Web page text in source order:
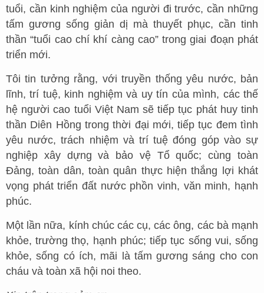
tuổi, cần kinh nghiệm của người đi trước, cần những
tấm gương sống giản dị mà thuyết phục, cần tinh
thần “tuổi cao chí khí càng cao” trong giai đoạn phát
triển mới.
Tôi tin tưởng rằng, với truyền thống yêu nước, bản
lĩnh, trí tuệ, kinh nghiệm và uy tín của mình, các thế
hệ người cao tuổi Việt Nam sẽ tiếp tục phát huy tinh
thần Diên Hồng trong thời đại mới, tiếp tục đem tình
yêu nước, trách nhiệm và trí tuệ đóng góp vào sự
nghiệp xây dựng và bảo vệ Tổ quốc; cùng toàn
Đảng, toàn dân, toàn quân thực hiện thắng lợi khát
vọng phát triển đất nước phồn vinh, văn minh, hạnh
phúc.
Một lần nữa, kính chúc các cụ, các ông, các bà mạnh
khỏe, trường thọ, hạnh phúc; tiếp tục sống vui, sống
khỏe, sống có ích, mãi là tấm gương sáng cho con
cháu và toàn xã hội noi theo.